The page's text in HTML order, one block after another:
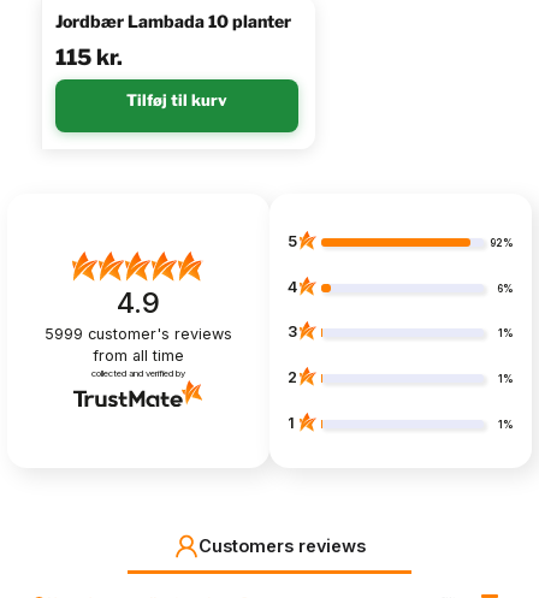
Jordbær Lambada 10 planter
115kr.
Tilføj til kurv
4.9
5999 customer's reviews
from all time
collected and verified by
5 92%
4 6%
3 1%
2 1%
1 1%
Customers reviews